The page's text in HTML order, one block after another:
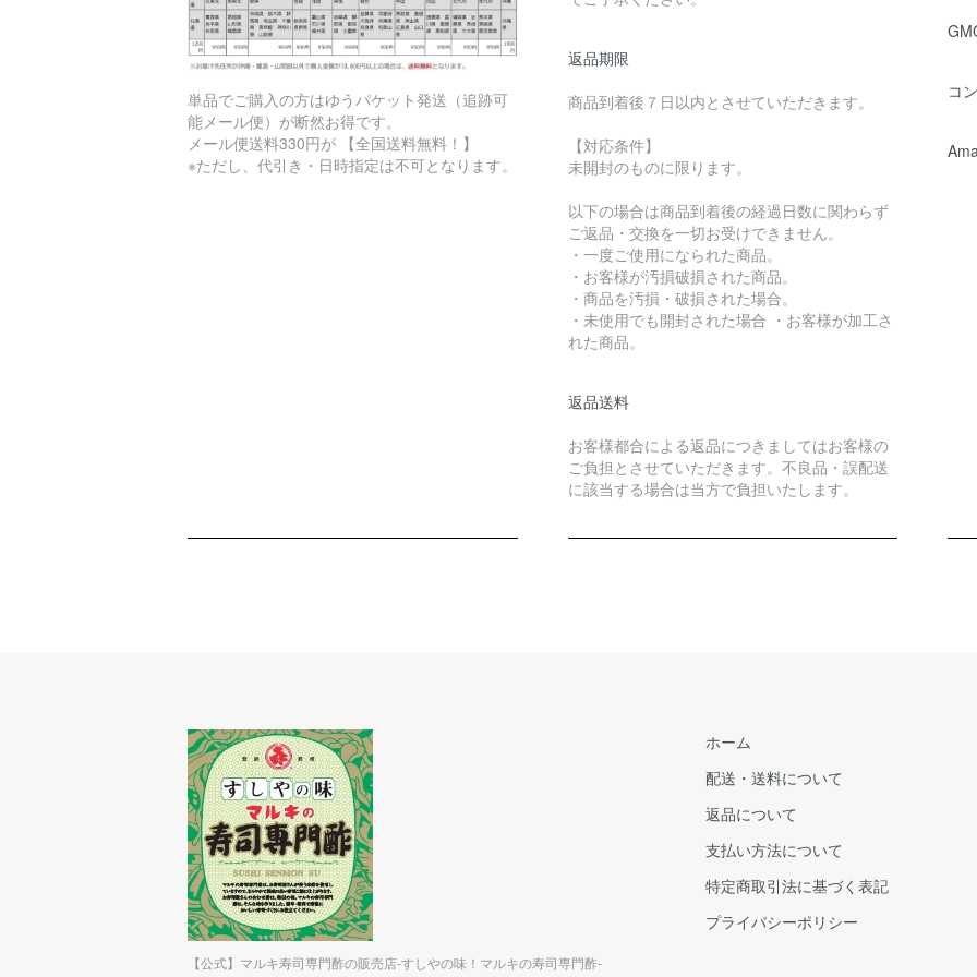
単品でご購入の方はゆうパケット発送（追跡可
能メール便）が断然お得です。
メール便送料330円が 【全国送料無料！】
※ただし、代引き・日時指定は不可となります。
返品期限
商品到着後７日以内とさせていただきます。
【対応条件】
未開封のものに限ります。
以下の場合は商品到着後の経過日数に関わらず
ご返品・交換を一切お受けできません。
・一度ご使用になられた商品。
・お客様が汚損破損された商品。
・商品を汚損・破損された場合。
・未使用でも開封された場合 ・お客様が加工さ
れた商品。
返品送料
お客様都合による返品につきましてはお客様の
ご負担とさせていただきます。不良品・誤配送
に該当する場合は当方で負担いたします。
コ
【公式】マルキ寿司専門酢の販売店-すしやの味！マルキの寿司専門酢-
ホーム
配送・送料について
返品について
支払い方法について
特定商取引法に基づく表記
プライバシーポリシー